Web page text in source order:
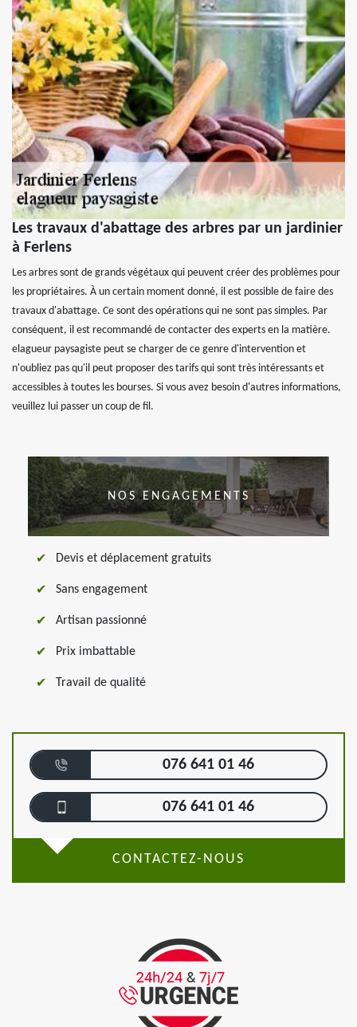
Les travaux d'abattage des arbres par un jardinier
à Ferlens
Les arbres sont de grands végétaux qui peuvent créer des problèmes pour
les propriétaires. À un certain moment donné, il est possible de faire des
travaux d'abattage. Ce sont des opérations qui ne sont pas simples. Par
conséquent, il est recommandé de contacter des experts en la matière.
elagueur paysagiste peut se charger de ce genre d'intervention et
n'oubliez pas qu'il peut proposer des tarifs qui sont très intéressants et
accessibles à toutes les bourses. Si vous avez besoin d'autres informations,
veuillez lui passer un coup de fil.
NOS ENGAGEMENTS
Devis et déplacement gratuits
Sans engagement
Artisan passionné
Prix imbattable
Travail de qualité
076 641 01 46
076 641 01 46
CONTACTEZ-NOUS